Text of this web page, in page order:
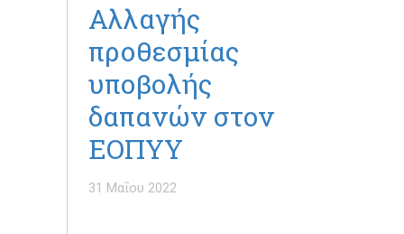
Αλλαγής
προθεσμίας
υποβολής
δαπανών στον
ΕΟΠΥΥ
31 Μαΐου 2022